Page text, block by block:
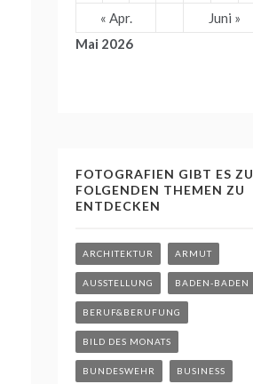
Mai 2026
« Apr.
Juni »
FOTOGRAFIEN GIBT ES ZU
FOLGENDEN THEMEN ZU
ENTDECKEN
ARCHITEKTUR ARMUT
AUSSTELLUNG BADEN-BADEN
BERUF&BERUFUNG
BILD DES MONATS
BUNDESWEHR BUSINESS